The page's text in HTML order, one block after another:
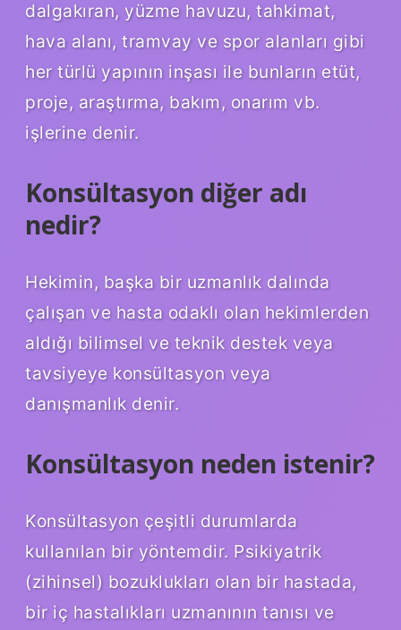
dalgakıran, yüzme havuzu, tahkimat,
hava alanı, tramvay ve spor alanları gibi
her türlü yapının inşası ile bunların etüt,
proje, araştırma, bakım, onarım vb.
işlerine denir.
Konsültasyon diğer adı
nedir?
Hekimin, başka bir uzmanlık dalında
çalışan ve hasta odaklı olan hekimlerden
aldığı bilimsel ve teknik destek veya
tavsiyeye konsültasyon veya
danışmanlık denir.
Konsültasyon neden istenir?
Konsültasyon çeşitli durumlarda
kullanılan bir yöntemdir. Psikiyatrik
(zihinsel) bozuklukları olan bir hastada,
bir iç hastalıkları uzmanının tanısı ve